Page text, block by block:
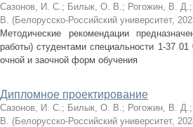
Сазонов, И. С.; Билык, О. В.; Рогожин, В. Д.;
В. (Белорусско-Российский университет,
Методические рекомендации
работы) студентами специальности 1-37
очной и заочной форм обучения
Дипломное проектирование
Сазонов, И. С.; Билык, О. В.; Рогожин, В. Д.;
В. (Белорусско-Российский университет,